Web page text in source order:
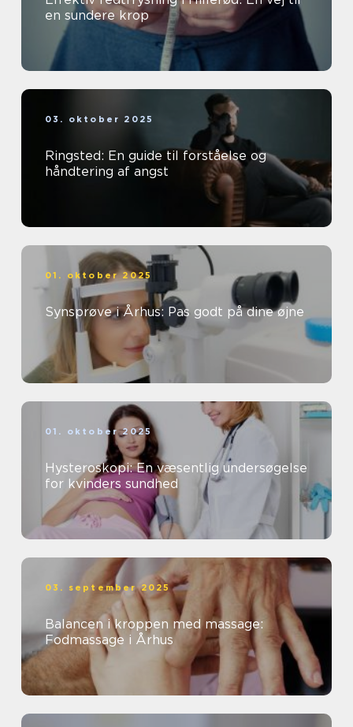
en sundere krop
03. oktober 2025
Ringsted: En guide til forståelse og
håndtering af angst
01. oktober 2025
Synsprøve i Århus: Pas godt på dine øjne
01. oktober 2025
Hysteroskopi: En væsentlig undersøgelse
for kvinders sundhed
03. september 2025
Balancen i kroppen med massage:
Fodmassage i Århus